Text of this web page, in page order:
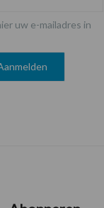
uw e-mailadres in